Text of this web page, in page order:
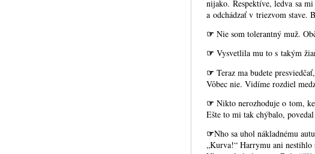
nijako. Respektíve, ledva sa
a odchádzať v triezvom stave.
☞ Nie som tolerantný muž.
☞ Vysvetlila mu to s takým
☞ Teraz ma budete
Vôbec nie. Vidíme rozdiel
☞ Nikto nerozhoduje o tom,
Ešte to mi tak chýbalo,
☞Nho sa uhol nákladnému
„Kurva!“ Harrymu ani